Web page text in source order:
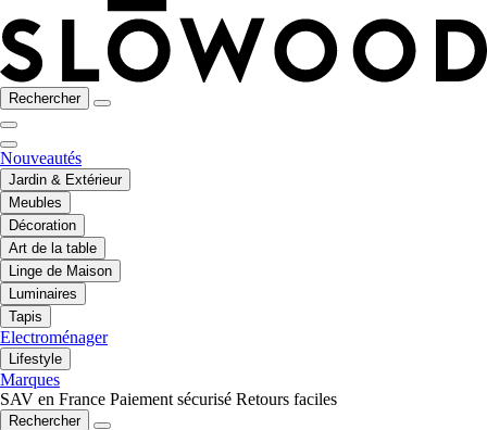
Rechercher
Nouveautés
Jardin & Extérieur
Meubles
Décoration
Art de la table
Linge de Maison
Luminaires
Tapis
Electroménager
Lifestyle
Marques
SAV en France Paiement sécurisé Retours faciles
Rechercher